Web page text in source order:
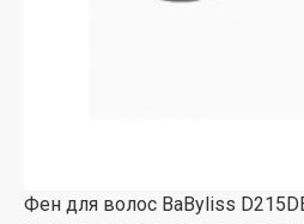
Фен для волос BaByliss